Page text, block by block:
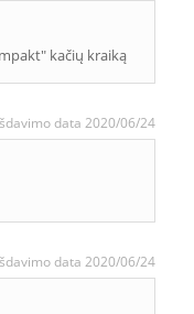
kačių kraiką
data 2020/06/24
data 2020/06/24